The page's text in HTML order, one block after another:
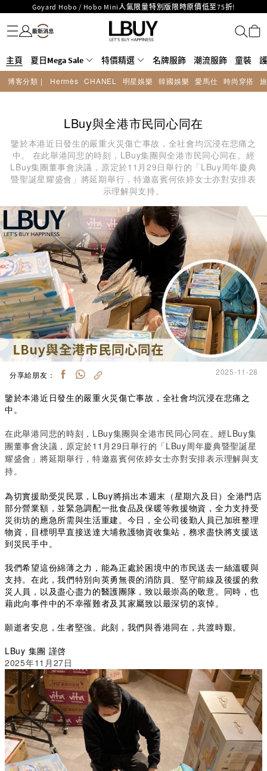
Goyard Hobo / Hobo Mini人氣限量特別版限時原價低至75折!
LBuy呈獻 - Hermès 及 Chanel 手袋及首飾原價低至6折，立即入手!
LBuy Nintendo Switch / Nintendo Switch 2 正規商品零售店登陸MOKO 4樓
重要通告：銀行轉帳及轉數快付款注意事項
購物滿HKD500即享免運費！
LBuy獲香港知識產權署頒發2026《正版正貨承諾》商標
名牌服飾
潮流服飾
童裝
護膚美妝
香水香薰
個人護理
母嬰護理
遊戲及精品玩具
文儀用品
家居生活
電子產品
美食
醫藥保健
運動與戶外用品
主頁 夏日Mega Sale 特價精選 名牌服飾 潮流服飾 童裝
博客分類 | Hermès CHANEL 明星娛樂 韓國娛樂 愛馬仕 時尚穿搭
LBuy與全港市民同心同在
鑒於本港近日發生的嚴重火災傷亡事故，全社會均沉浸在悲痛之
中。 在此舉港同悲的時刻，LBuy集團與全港市民同心同在。經
LBuy集團董事會決議，原定於11月29日舉行的「LBuy周年慶典
暨聖誕星耀盛會」將延期舉行，特邀嘉賓何依婷女士亦對安排表
示理解與支持。
分享給朋友： 2025-11-28
鑒於本港近日發生的嚴重火災傷亡事故，全社會均沉浸在悲痛之
中。
在此舉港同悲的時刻，LBuy集團與全港市民同心同在。經LBuy集
團董事會決議，原定於11月29日舉行的「LBuy周年慶典暨聖誕星
耀盛會」將延期舉行，特邀嘉賓何依婷女士亦對安排表示理解與支
持。
為切實援助受災民眾，LBuy將捐出本週末（星期六及日）全港門店
部分營業額，並緊急調配一批食品及保暖等救援物資，全力支持受
災街坊的應急所需與生活重建。今日，全公司後勤人員已加班整理
物資，目標明早直接送達大埔救護物資收集站，務求盡快將支援送
到災民手中。
我們希望這份綿薄之力，能為正處於困境中的市民送去一絲溫暖與
支持。在此，我們特別向英勇無畏的消防員、堅守前線及後援的救
災人員，以及盡心盡力的醫護團隊，致以最崇高的敬意。同時，也
藉此向事件中的不幸罹難者及其家屬致以最深切的哀悼。
願逝者安息，生者堅強。此刻，我們與香港同在，共渡時艱。
LBuy 集團 謹啓
2025年11月27日